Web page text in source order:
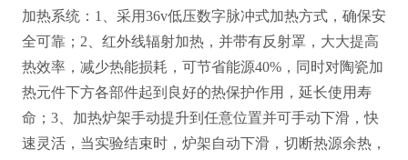
加热系统：1、采用36v低压数字脉冲式加热方式，确保安
全可靠；2、红外线辐射加热，并带有反射罩，大大提高
热效率，减少热能损耗，可节省能源40%，同时对陶瓷加
热元件下方各部件起到良好的热保护作用，延长使用寿
命；3、加热炉架手动提升到任意位置并可手动下滑，快
速灵活，当实验结束时，炉架自动下滑，切断热源余热，